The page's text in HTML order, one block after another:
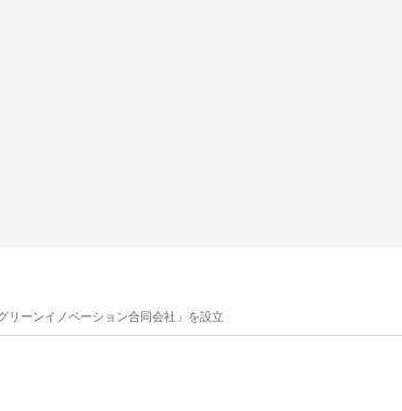
リーンイノベーション合同会社」を設立